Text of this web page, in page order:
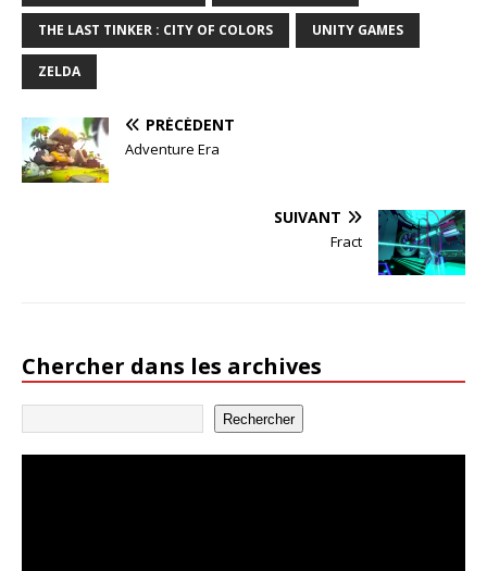
THE LAST TINKER : CITY OF COLORS UNITY GAMES
ZELDA
PRÉCÉDENT
Adventure Era
SUIVANT
Fract
Chercher dans les archives
Rechercher